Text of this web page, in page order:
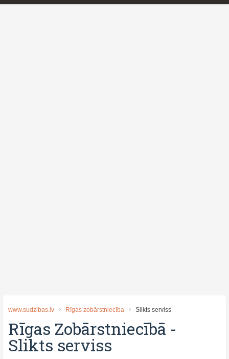
www.sudzibas.lv Rīgas zobārstniecība Slikts serviss
Rīgas Zobārstniecībā -
Slikts serviss